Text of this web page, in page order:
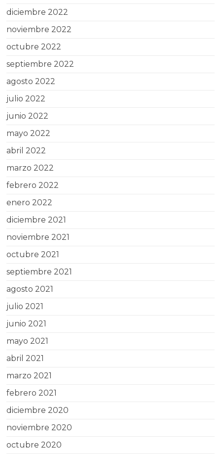
diciembre 2022
noviembre 2022
octubre 2022
septiembre 2022
agosto 2022
julio 2022
junio 2022
mayo 2022
abril 2022
marzo 2022
febrero 2022
enero 2022
diciembre 2021
noviembre 2021
octubre 2021
septiembre 2021
agosto 2021
julio 2021
junio 2021
mayo 2021
abril 2021
marzo 2021
febrero 2021
diciembre 2020
noviembre 2020
octubre 2020